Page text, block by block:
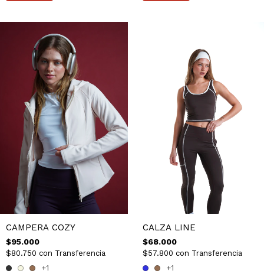
CAMPERA COZY
$95.000
$80.750 con Transferencia
+1
CALZA LINE
$68.000
$57.800 con Transferencia
+1